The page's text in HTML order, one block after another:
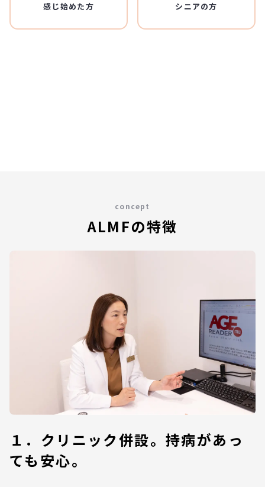
感じ始めた方
シニアの方
concept
ALMFの特徴
１．クリニック併設。持病があっ
ても安心。